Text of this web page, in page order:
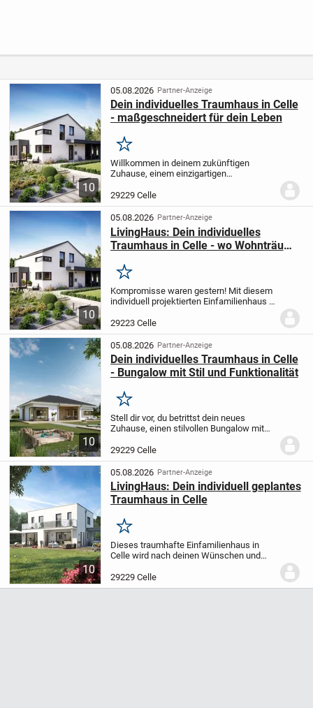
10
05.08.2026 Partner-Anzeige
Dein individuelles Traumhaus in Celle
- maßgeschneidert für dein Leben
Merken
Willkommen in deinem zukünftigen
Zuhause, einem einzigartigen
Wünschen und Vorstellungen projektiert
wird. Mit einer großzügigen Wohnfläche
von 145,38 m² und...
29229 Celle
10
05.08.2026 Partner-Anzeige
LivingHaus: Dein individuelles
Traumhaus in Celle - wo Wohnträume
Merken
Kompromisse waren gestern! Mit diesem
individuell projektierten Einfamilienhaus in
wahr. Auf einem großzügigen Grundstück
von 590 m² entfaltet sich das moderne...
29223 Celle
10
05.08.2026 Partner-Anzeige
Dein individuelles Traumhaus in Celle
- Bungalow mit Stil und Funktionalität
Merken
Stell dir vor, du betrittst dein neues
Zuhause, einen stilvollen Bungalow mit
deinen Wünschen projektiert wurde. Mit
einer großzügigen Wohnfläche von 100,71
m²...
29229 Celle
10
05.08.2026 Partner-Anzeige
LivingHaus: Dein individuell geplantes
Traumhaus in Celle
Merken
Dieses traumhafte Einfamilienhaus in
Celle wird nach deinen Wünschen und
Kompromisse mehr zu. Mit einer
großzügigen Wohnfläche von 145,38 m²
29229 Celle